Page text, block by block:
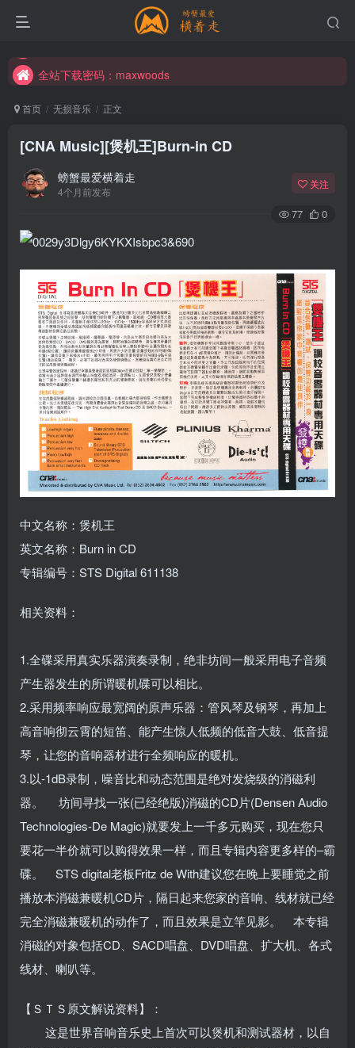
全站下载密码：maxwoods
全站下载密码：maxwoods
首页 无损音乐 正文
[CNA Music][煲机王]Burn-in CD
螃蟹最爱横着走
4个月前发布
关注
77 0
中文名称：煲机王
英文名称：Burn in CD
专辑编号：STS Digital 611138
相关资料：
1.全碟采用真实乐器演奏录制，绝非坊间一般采用电子音频
产生器发生的所谓暖机碟可以相比。
2.采用频率响应最宽阔的原声乐器：管风琴及钢琴，再加上
高音响彻云霄的短笛、能产生惊人低频的低音大鼓、低音提
琴，让您的音响器材进行全频响应的暖机。
3.以-1dB录制，噪音比和动态范围是绝对发烧级的消磁利
器。 坊间寻找一张(已经绝版)消磁的CD片(Densen Audio
Technologies-De Magic)就要发上一千多元购买，现在您只
要花一半价就可以购得效果一样，而且专辑内容更多样的–霸
碟。 STS digital老板Fritz de With建议您在晚上要睡觉之前
播放本消磁兼暖机CD片，隔日起来您家的音响、线材就已经
完全消磁兼暖机的动作了，而且效果是立竿见影。 本专辑
消磁的对象包括CD、SACD唱盘、DVD唱盘、扩大机、各式
线材、喇叭等。
【ＳＴＳ原文解说资料】：
这是世界音响音乐史上首次可以煲机和测试器材，以自